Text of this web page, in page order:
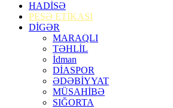
HADİSƏ
PEŞƏ ETİKASI
DİGƏR
MARAQLI
TƏHLİL
İdman
DİASPOR
ƏDƏBİYYAT
MÜSAHİBƏ
SIĞORTA